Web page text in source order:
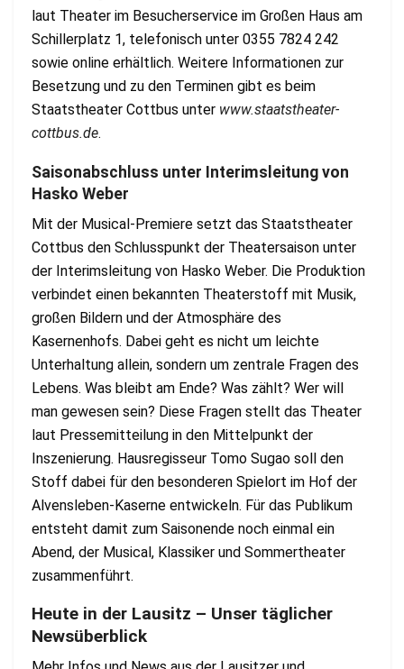
laut Theater im Besucherservice im Großen Haus am
Schillerplatz 1, telefonisch unter 0355 7824 242
sowie online erhältlich. Weitere Informationen zur
Besetzung und zu den Terminen gibt es beim
Staatstheater Cottbus unter www.staatstheater-
cottbus.de.
Saisonabschluss unter Interimsleitung von
Hasko Weber
Mit der Musical-Premiere setzt das Staatstheater
Cottbus den Schlusspunkt der Theatersaison unter
der Interimsleitung von Hasko Weber. Die Produktion
verbindet einen bekannten Theaterstoff mit Musik,
großen Bildern und der Atmosphäre des
Kasernenhofs. Dabei geht es nicht um leichte
Unterhaltung allein, sondern um zentrale Fragen des
Lebens. Was bleibt am Ende? Was zählt? Wer will
man gewesen sein? Diese Fragen stellt das Theater
laut Pressemitteilung in den Mittelpunkt der
Inszenierung. Hausregisseur Tomo Sugao soll den
Stoff dabei für den besonderen Spielort im Hof der
Alvensleben-Kaserne entwickeln. Für das Publikum
entsteht damit zum Saisonende noch einmal ein
Abend, der Musical, Klassiker und Sommertheater
zusammenführt.
Heute in der Lausitz – Unser täglicher
Newsüberblick